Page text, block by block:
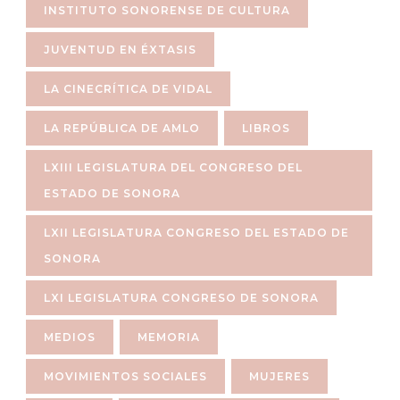
INSTITUTO SONORENSE DE CULTURA
JUVENTUD EN ÉXTASIS
LA CINECRÍTICA DE VIDAL
LA REPÚBLICA DE AMLO LIBROS
LXIII LEGISLATURA DEL CONGRESO DEL
ESTADO DE SONORA
LXII LEGISLATURA CONGRESO DEL ESTADO DE
SONORA
LXI LEGISLATURA CONGRESO DE SONORA
MEDIOS MEMORIA
MOVIMIENTOS SOCIALES MUJERES